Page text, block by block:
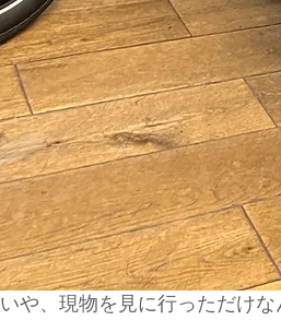
いや、現物を見に行っただけな